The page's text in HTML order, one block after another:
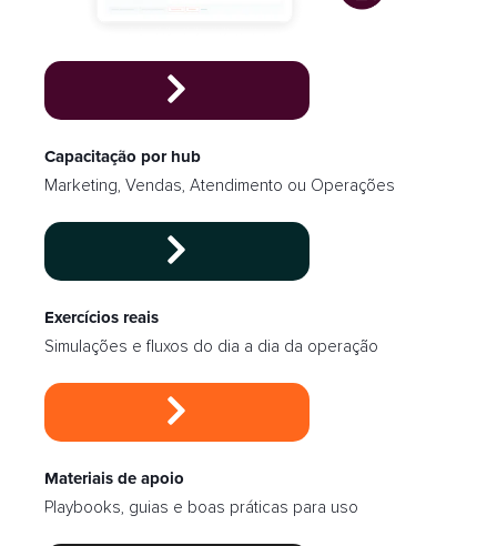
Capacitação por hub
Marketing, Vendas, Atendimento ou Operações
Exercícios reais
Simulações e fluxos do dia a dia da operação
Materiais de apoio
Playbooks, guias e boas práticas para uso